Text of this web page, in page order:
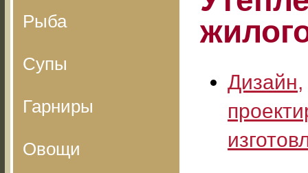
Рыба
Супы
Гарниры
Овощи
Дизайн,